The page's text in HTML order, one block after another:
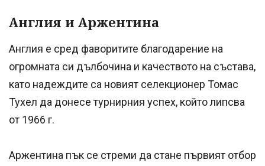
Англия и Аржентина
Англия е сред фаворитите благодарение на
огромната си дълбочина и качеството на състава,
като надеждите са новият селекционер Томас
Тухел да донесе турнирния успех, който липсва
от 1966 г.
Аржентина пък се стреми да стане първият отбор